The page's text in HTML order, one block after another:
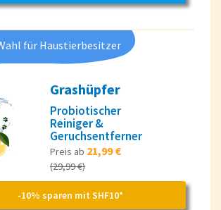
für Haustierbesitzer
Grashüpfer
Probiotischer
Reiniger &
Geruchsentferner
Preis ab 21,99 €
(29,99 €)
-10% sparen mit SHF10*